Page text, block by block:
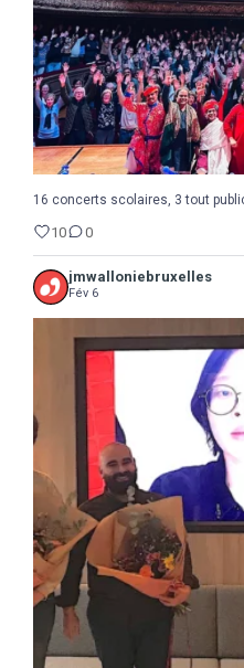
16 concerts scolaires, 3 tout
10 0
jmwalloniebruxelles
Fév 6
Semaine de la Musique